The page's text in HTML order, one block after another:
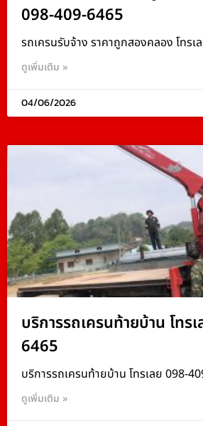
098-409-6465
รถเครนรับจ้าง ราคาถูกสองคลอง โทรเ
ดูเพิ่มเติม »
04/06/2026
บริการรถเครนท้ายบ้าน โทร
6465
บริการรถเครนท้ายบ้าน โทรเลย 098-
ดูเพิ่มเติม »